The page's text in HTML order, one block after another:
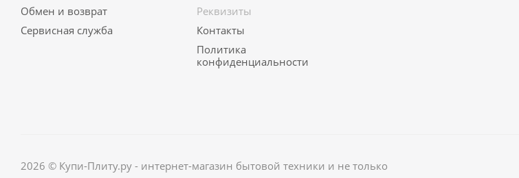
Обмен и возврат
Сервисная служба
Реквизиты
Контакты
Политика
конфиденциальности
2026 © Купи-Плиту.ру - интернет-магазин бытовой техники и не только